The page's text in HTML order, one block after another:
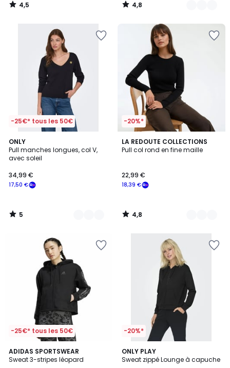
4,5
/
4,8
/
-25€* tous les 50€
ONLY
Pull manches longues, col V,
avec soleil
17,50 €
34,99 €
5
/
5
2
Couleurs
5
/
-20%*
LA REDOUTE COLLECTIONS
Pull col rond en fine maille
18,39 €
22,99 €
4,8
/ 5
3
Couleurs
4,8
/
-25€* tous les 50€
ADIDAS SPORTSWEAR
Sweat 3-stripes léopard
4,8
/ 5
3
Couleurs
-20%*
ONLY PLAY
Sweat zippé Lounge à capuche
5
/
4
Couleurs